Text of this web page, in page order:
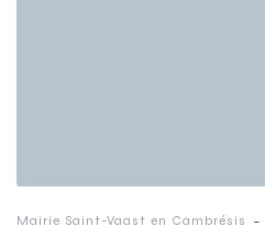
Mairie Saint-Vaast en Cambrésis -